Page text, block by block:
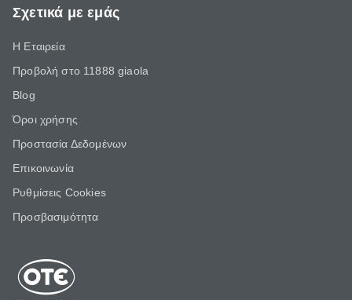
Σχετικά με εμάς
Η Εταιρεία
Προβολή στο 11888 giaola
Blog
Όροι χρήσης
Προστασία Δεδομένων
Επικοινωνία
Ρυθμίσεις Cookies
Προσβασιμότητα